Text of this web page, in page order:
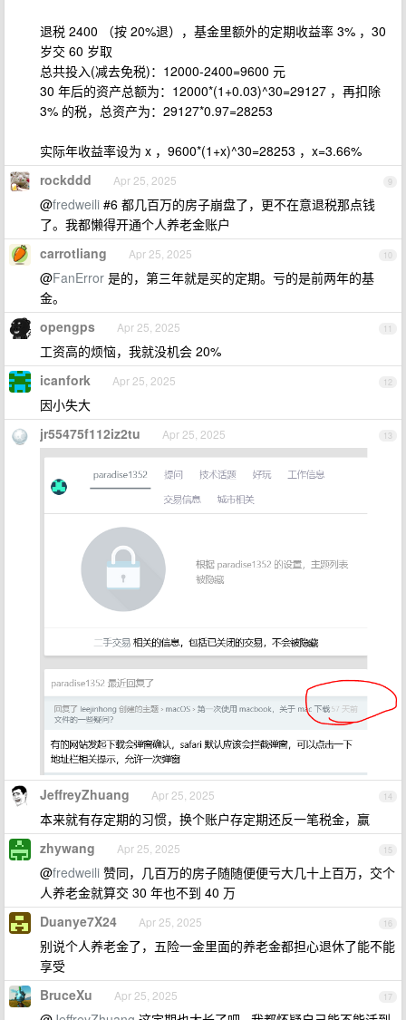
退税 2400 （按 20%退），基金里额外的定期收益率 3% ，30
岁交 60 岁取
总共投入(减去免税)：12000-2400=9600 元
30 年后的资产总额为：12000*(1+0.03)^30=29127 ，再扣除
3% 的税，总资产为：29127*0.97=28253
实际年收益率设为 x ，9600*(1+x)^30=28253 ，x=3.66%
9
rockddd Apr 25, 2025
@fredweili #6 都几百万的房子崩盘了，更不在意退税那点钱
了。我都懒得开通个人养老金账户
10
carrotliang Apr 25, 2025
@FanError 是的，第三年就是买的定期。亏的是前两年的基
金。
11
opengps Apr 25, 2025
工资高的烦恼，我就没机会 20%
12
icanfork Apr 25, 2025
因小失大
13
jr55475f112iz2tu Apr 25, 2025
14
JeffreyZhuang Apr 25, 2025
本来就有存定期的习惯，换个账户存定期还反一笔税金，赢
15
zhywang Apr 25, 2025
@fredweili 赞同，几百万的房子随随便便亏大几十上百万，交个
人养老金就算交 30 年也不到 40 万
16
Duanye7X24 Apr 25, 2025
别说个人养老金了，五险一金里面的养老金都担心退休了能不能
享受
17
BruceXu Apr 25, 2025